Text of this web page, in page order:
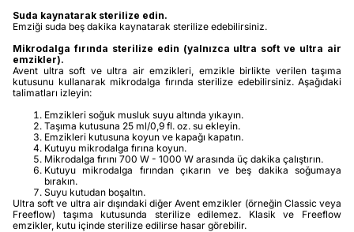
Suda kaynatarak sterilize edin.
Emziği suda beş dakika kaynatarak sterilize edebilirsiniz.
Mikrodalga fırında sterilize edin (yalnızca ultra soft ve ultra air
emzikler).
Avent ultra soft ve ultra air emzikleri, emzikle birlikte verilen taşıma
kutusunu kullanarak mikrodalga fırında sterilize edebilirsiniz. Aşağıdaki
talimatları izleyin:
Emzikleri soğuk musluk suyu altında yıkayın.
Taşıma kutusuna 25 ml/0,9 fl. oz. su ekleyin.
Emzikleri kutusuna koyun ve kapağı kapatın.
Kutuyu mikrodalga fırına koyun.
Mikrodalga fırını 700 W - 1000 W arasında üç dakika çalıştırın.
Kutuyu mikrodalga fırından çıkarın ve beş dakika soğumaya
bırakın.
Suyu kutudan boşaltın.
Ultra soft ve ultra air dışındaki diğer Avent emzikler (örneğin Classic veya
Freeflow) taşıma kutusunda sterilize edilemez. Klasik ve Freeflow
emzikler, kutu içinde sterilize edilirse hasar görebilir.